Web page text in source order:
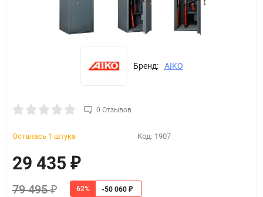
Бренд: AIKO
0 Отзывов
Осталась 1 штука Код: 1907
29 435 ₽
79 495₽ 62% -50 060 ₽